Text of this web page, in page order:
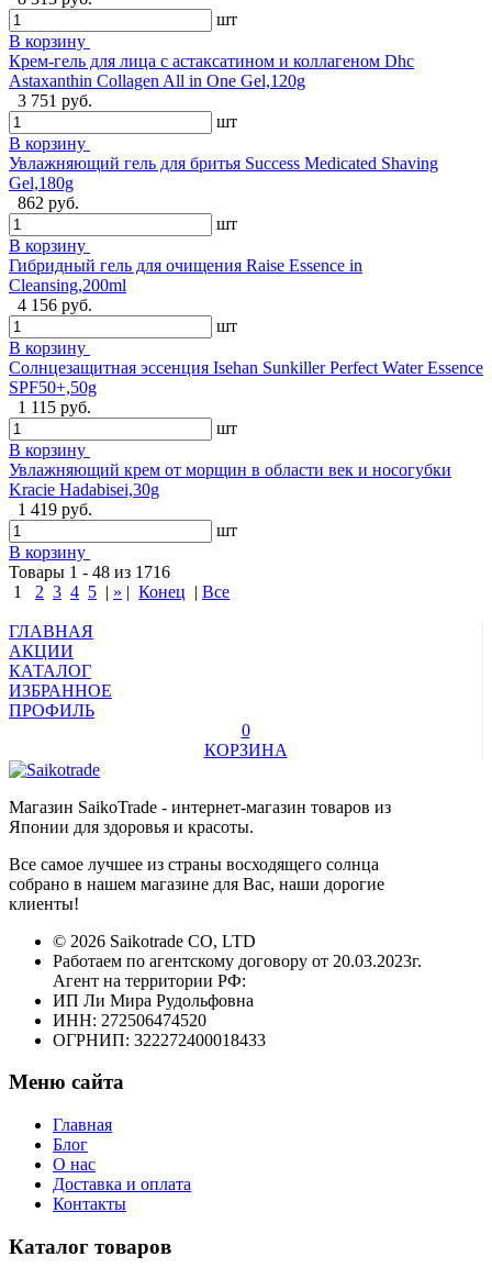
шт
В корзину
Крем-гель для лица с астаксатином и коллагеном Dhc
Astaxanthin Collagen All in One Gel,120g
3 751 руб.
шт
В корзину
Увлажняющий гель для бритья Success Medicated Shaving
Gel,180g
862 руб.
шт
В корзину
Гибридный гель для очищения Raise Essence in
Cleansing,200ml
4 156 руб.
шт
В корзину
Солнцезащитная эссенция Isehan Sunkiller Perfect Water Essence
SPF50+,50g
1 115 руб.
шт
В корзину
Увлажняющий крем от морщин в области век и носогубки
Kracie Hadabisei,30g
1 419 руб.
шт
В корзину
Товары 1 - 48 из 1716
1
2 3 4 5 | » | Конец | Все
ГЛАВНАЯ
АКЦИИ
КАТАЛОГ
ИЗБРАННОЕ
ПРОФИЛЬ
0
КОРЗИНА
Магазин SaikoTrade - интернет-магазин товаров из
Японии для здоровья и красоты.
Все самое лучшее из страны восходящего солнца
собрано в нашем магазине для Вас, наши дорогие
клиенты!
© 2026 Saikotrade CO, LTD
Работаем по агентскому договору от 20.03.2023г.
Агент на территории РФ:
ИП Ли Мира Рудольфовна
ИНН: 272506474520
ОГРНИП: 322272400018433
Меню сайта
Главная
Блог
О нас
Доставка и оплата
Контакты
Каталог товаров